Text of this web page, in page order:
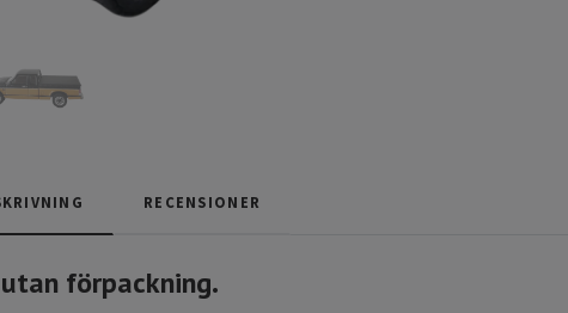
RECENSIONER
förpackning.